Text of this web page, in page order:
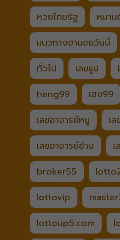
หวยไทยรัฐ
หมาน
แนวทางฮานอยวันนี้
ทั่วไป
เลขธูป
heng99
เฮง99
เลขอาจารย์หนู
เ
เลขอาจารย์ช้าง
broker55
lottovip
lottoup5.com